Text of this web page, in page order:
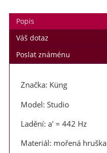
Popis
Váš dotaz
Poslat známénu
Značka: Küng
Model: Studio
Ladění: a' = 442 Hz
Materiál: mořená hruška